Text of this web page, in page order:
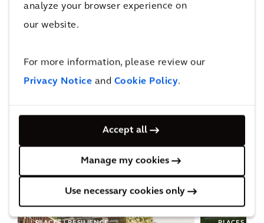
analyze your browser experience on
our website.
For more information, please review our
Privacy Notice and Cookie Policy.
Accept all
Manage my cookies
Use necessary cookies only
garantir leur conformité avec la législation et la
réglementation.
Nos projets
Découvrez comment nous travaillons avec nos